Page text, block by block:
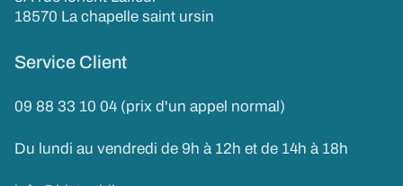
18570 La chapelle saint ursin
Service Client
09 88 33 10 04 (prix d'un appel normal)
Du lundi au vendredi de 9h à 12h et de 14h à 18h